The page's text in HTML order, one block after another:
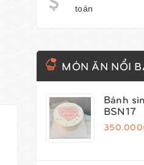
toán
MÓN ĂN NỔI
Bánh
BSN17